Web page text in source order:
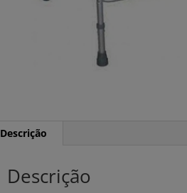
Descrição
Descrição